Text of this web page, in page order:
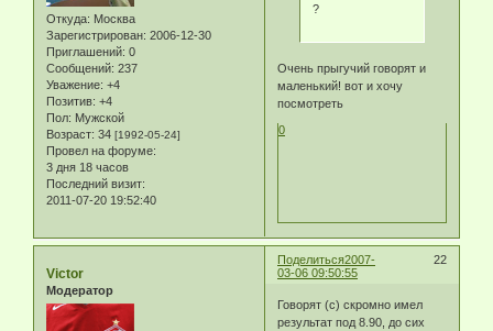
Откуда: Москва
Зарегистрирован: 2006-12-30
Приглашений: 0
Сообщений: 237
Уважение: +4
Позитив: +4
Пол: Мужской
Возраст: 34 [1992-05-24]
Провел на форуме:
3 дня 18 часов
Последний визит:
2011-07-20 19:52:40
?
Очень прыгучий говорят и
маленький! вот и хочу
посмотреть
0
Поделиться 22
2007-
03-06 09:50:55
Victor
Модератор
Говорят (с) скромно имел
результат под 8.90, до сих